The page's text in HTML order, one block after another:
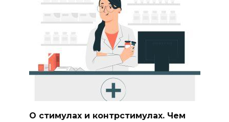
О стимулах и контрстимулах. Чем